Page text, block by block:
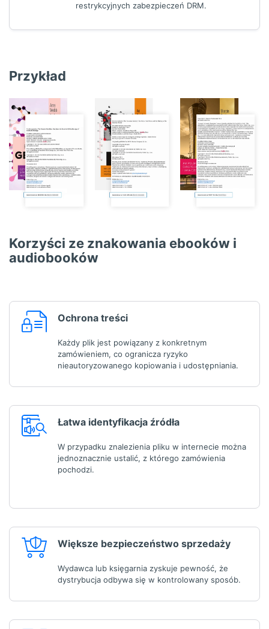
restrykcyjnych zabezpieczeń DRM.
Przykład
Korzyści ze znakowania ebooków i
audiobooków
Ochrona treści
Każdy plik jest powiązany z konkretnym
zamówieniem, co ogranicza ryzyko
nieautoryzowanego kopiowania i udostępniania.
Łatwa identyfikacja źródła
W przypadku znalezienia pliku w internecie można
jednoznacznie ustalić, z którego zamówienia
pochodzi.
Większe bezpieczeństwo sprzedaży
Wydawca lub księgarnia zyskuje pewność, że
dystrybucja odbywa się w kontrolowany sposób.